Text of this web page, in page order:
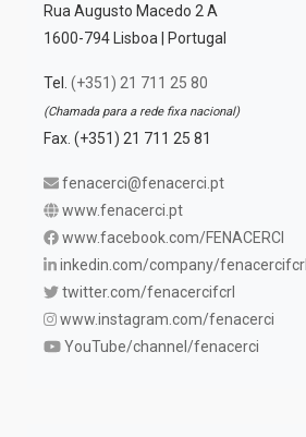
Rua Augusto Macedo 2 A
1600-794 Lisboa | Portugal
Tel. (+351) 21 711 25 80
(Chamada para a rede fixa nacional)
Fax. (+351) 21 711 25 81
fenacerci@fenacerci.pt
www.fenacerci.pt
www.facebook.com/FENACERCI
inkedin.com/company/fenacercifcrl
twitter.com/fenacercifcrl
www.instagram.com/fenacerci
YouTube/channel/fenacerci